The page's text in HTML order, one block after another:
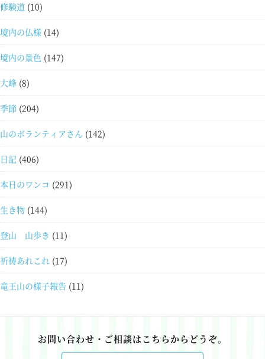
修験道 (10)
境内の仏様 (14)
境内の景色 (147)
大峰 (8)
季節 (204)
山のボランティアさん (142)
日記 (406)
本日のワンコ (291)
生き物 (144)
登山 山歩き (11)
祈祷あれこれ (17)
竜王山の様子報告 (11)
お問い合わせ・ご相談はこちらからどうぞ。